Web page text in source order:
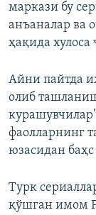
маркази бу
анъаналар ва
ҳақида хулоса
Айни пайтда
олиб
фаолларнинг
юзасидан
Турк
қўшган имом